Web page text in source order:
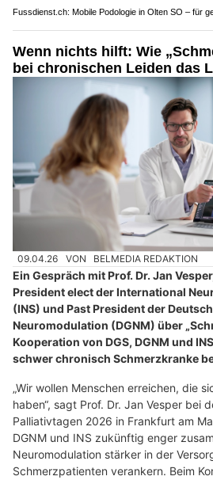
Fussdienst.ch: Mobile Podologie in Olten SO – für
Wenn nichts hilft: Wie
bei chronischen Leiden das
09.04.26 VON BELMEDIA REDAKTION
Ein Gespräch mit Prof. Dr. Jan
President elect der International
(INS) und Past President der
Neuromodulation (DGNM) über
Kooperation von DGS, DGNM und
schwer chronisch Schmerzkranke
„Wir wollen Menschen erreichen, die
haben“, sagt Prof. Dr. Jan Vesper bei
Palliativtagen 2026 in Frankfurt am
DGNM und INS zukünftig enger
Neuromodulation stärker in der
Schmerzpatienten verankern. Beim